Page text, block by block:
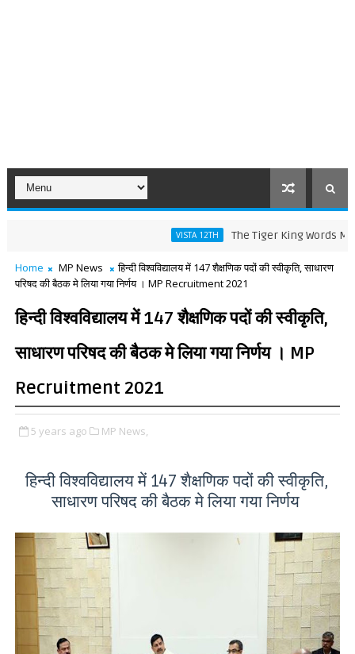
The Tiger King Words Meaning
Home MP News
हिन्दी विश्वविद्यालय में 147 शैक्षणिक पदों की स्वीकृति, साधारण
परिषद की बैठक मे लिया गया निर्णय । MP Recruitment 2021
हिन्दी विश्वविद्यालय में 147 शैक्षणिक पदों की स्वीकृति,
साधारण परिषद की बैठक मे लिया गया निर्णय । MP
Recruitment 2021
5 years ago MP News,
हिन्दी विश्वविद्यालय में 147 शैक्षणिक पदों की स्वीकृति,
साधारण परिषद की बैठक मे लिया गया निर्णय